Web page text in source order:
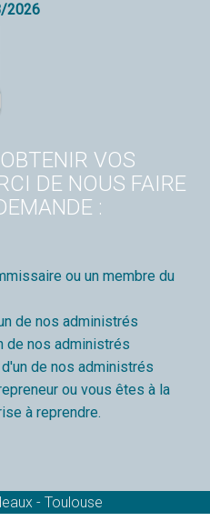
2026
VOS
DE NOUS FAIRE
:
ou un membre du
de nos administrés
de nos administrés
de nos administrés
ou vous êtes à la
à reprendre.
- Toulouse